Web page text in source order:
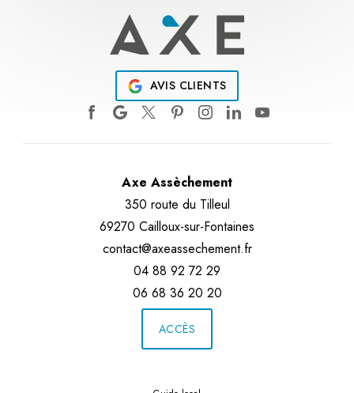
AVIS CLIENTS
Axe Assèchement
350 route du Tilleul
69270 Cailloux-sur-Fontaines
contact@axeassechement.fr
04 88 92 72 29
06 68 36 20 20
ACCÈS